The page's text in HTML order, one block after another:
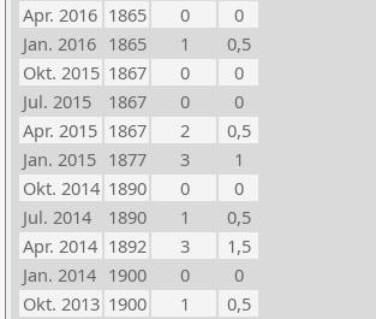
Apr. 2016 1865 0
0
Jan. 2016 1865 1
0,5
Okt. 2015 1867 0
0
Jul. 2015
1867 0
0
Apr. 2015 1867 2
0,5
Jan. 2015 1877 3
1
Okt. 2014 1890 0
0
Jul. 2014
1890 1
0,5
Apr. 2014 1892 3
1,5
Jan. 2014 1900 0
0
Okt. 2013 1900 1
0,5